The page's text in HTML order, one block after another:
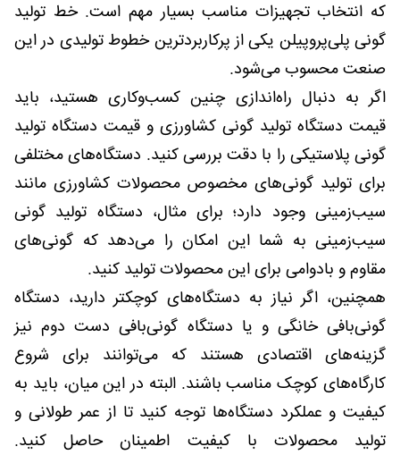
که انتخاب تجهیزات مناسب بسیار مهم است. خط تولید
گونی پلی‌پروپیلن یکی از پرکاربردترین خطوط تولیدی در این
صنعت محسوب می‌شود.
اگر به دنبال راه‌اندازی چنین کسب‌وکاری هستید، باید
قیمت دستگاه تولید گونی کشاورزی و قیمت دستگاه تولید
گونی پلاستیکی را با دقت بررسی کنید. دستگاه‌های مختلفی
برای تولید گونی‌های مخصوص محصولات کشاورزی مانند
سیب‌زمینی وجود دارد؛ برای مثال، دستگاه تولید گونی
سیب‌زمینی به شما این امکان را می‌دهد که گونی‌های
مقاوم و بادوامی برای این محصولات تولید کنید.
همچنین، اگر نیاز به دستگاه‌های کوچکتر دارید، دستگاه
گونی‌بافی خانگی و یا دستگاه گونی‌بافی دست دوم نیز
گزینه‌های اقتصادی هستند که می‌توانند برای شروع
کارگاه‌های کوچک مناسب باشند. البته در این میان، باید به
کیفیت و عملکرد دستگاه‌ها توجه کنید تا از عمر طولانی و
تولید محصولات با کیفیت اطمینان حاصل کنید.